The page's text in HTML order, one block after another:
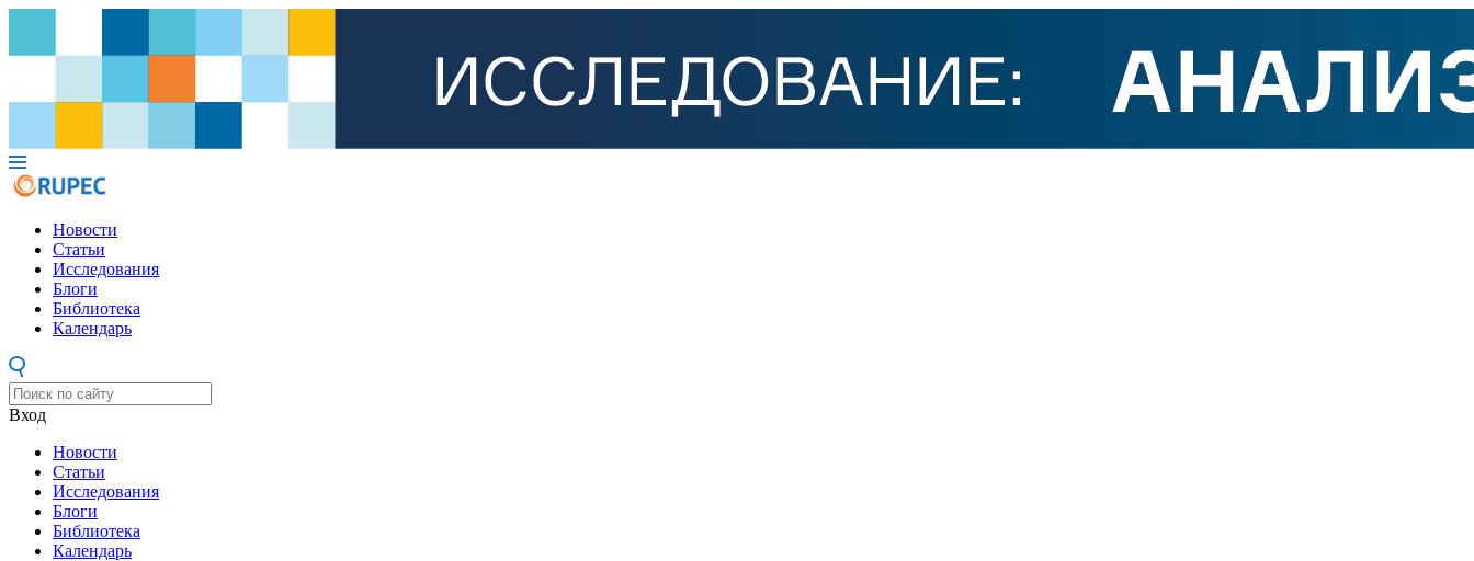
Новости
Статьи
Исследования
Блоги
Библиотека
Календарь
Вход
Новости
Статьи
Исследования
Блоги
Библиотека
Календарь